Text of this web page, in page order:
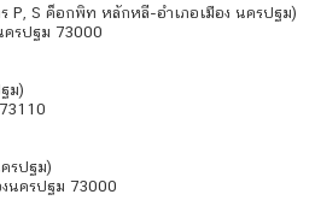
P, S ค็อกพิท หลักหลี-อำเภอเมือง นครปฐม)
ครปฐม 73000
ม)
รปฐม)
นครปฐม 73000